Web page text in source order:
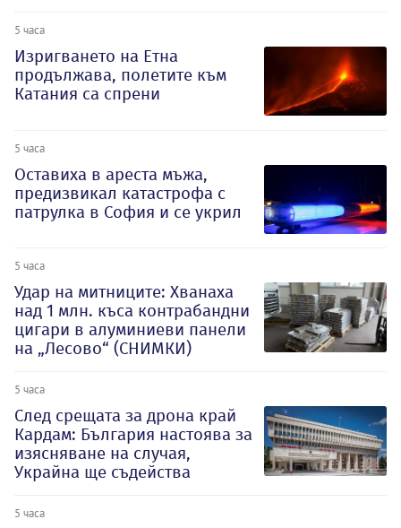
5 часа
Изригването на Етна
продължава, полетите към
Катания са спрени
5 часа
Оставиха в ареста мъжа,
предизвикал катастрофа с
патрулка в София и се укрил
5 часа
Удар на митниците: Хванаха
над 1 млн. къса контрабандни
цигари в алуминиеви панели
на „Лесово“ (СНИМКИ)
5 часа
След срещата за дрона край
Кардам: България настоява за
изясняване на случая,
Украйна ще съдейства
5 часа